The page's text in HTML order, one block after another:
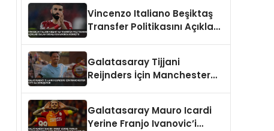
Vincenzo Italiano Beşiktaş
Transfer Politikasını Açıkladı
Galatasaray Tijjani
Reijnders İçin Manchester
Galatasaray Mauro Icardi
Yerine Franjo Ivanovic’i